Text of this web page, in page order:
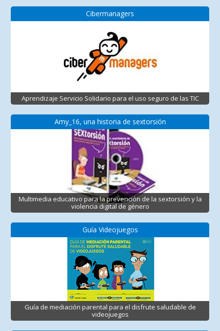
Cibermanagers
Aprendizaje Servicio Solidario para el uso seguro de las TIC
Amy_16, una historia de sextorsión
Multimedia educativo para la prevención de la sextorsión y la
violencia digital de género
Guía Videojuegos
Guía de mediación parental para el disfrute saludable de
videojuegos